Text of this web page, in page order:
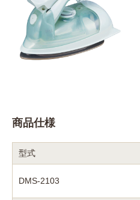
商品仕様
型式
DMS-2103